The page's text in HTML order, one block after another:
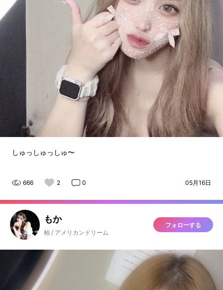
しゅっしゅっしゅ〜
666 2 0 05月16日
もか
柏 / アメリカンドリーム
フォローする